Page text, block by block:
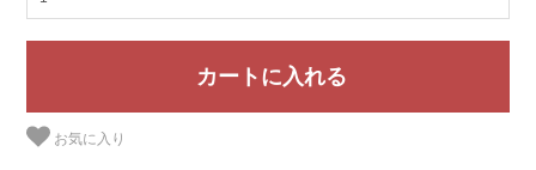
お気に入り